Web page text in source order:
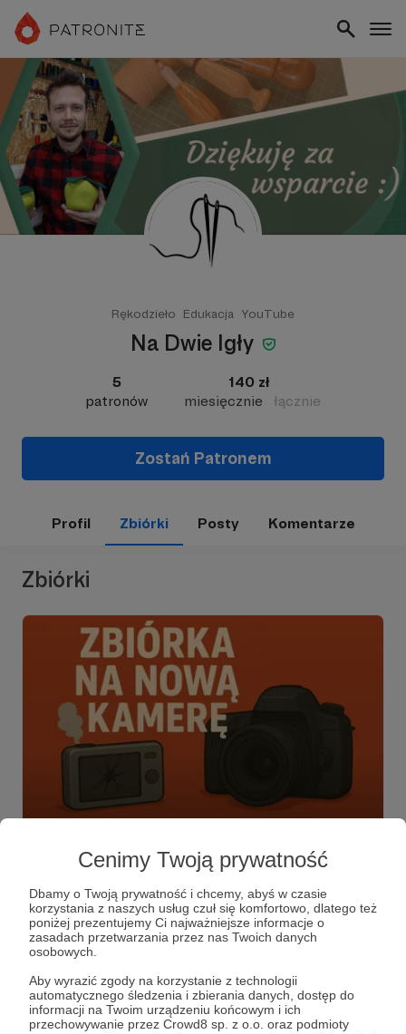
Cenimy Twoją prywatność
Dbamy o Twoją prywatność i chcemy, abyś w czasie
korzystania z naszych usług czuł się komfortowo, dlatego też
poniżej prezentujemy Ci najważniejsze informacje o
zasadach przetwarzania przez nas Twoich danych
osobowych.
Aby wyrazić zgody na korzystanie z technologii
automatycznego śledzenia i zbierania danych, dostęp do
informacji na Twoim urządzeniu końcowym i ich
przechowywanie przez Crowd8 sp. z o.o. oraz podmioty
Rękodzieło Edukacja YouTube
Na Dwie Igły
5
patronów
140 zł
miesięcznie
łącznie
Zostań Patronem
Profil Zbiórki Posty Komentarze
Zbiórki
Nowa kamera Sony A7 III
1%